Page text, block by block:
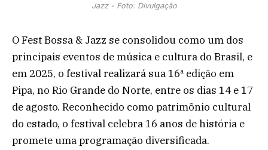
Jazz - Foto: Divulgação
O Fest Bossa & Jazz se consolidou como um dos
principais eventos de música e cultura do Brasil, e
em 2025, o festival realizará sua 16ª edição em
Pipa, no Rio Grande do Norte, entre os dias 14 e 17
de agosto. Reconhecido como patrimônio cultural
do estado, o festival celebra 16 anos de história e
promete uma programação diversificada.